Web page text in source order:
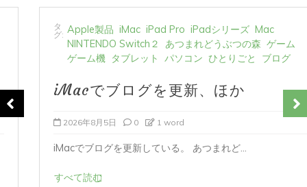
Apple製品 iMac iPad Pro iPadシリーズ
Mac
NINTENDO Switch２
あつまれどうぶつの森
ゲーム
ゲーム機
タブレット パソコン ひとりごと ブログ
iMacでブログを更新、ほか
2026年8月5日 1 word
iMacでブログを更新している。 あつまれど...
すべて読む